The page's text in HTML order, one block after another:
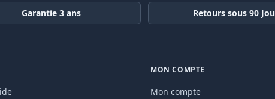
Garantie 3 ans Retours sous 90
MON COMPTE
Mon compte